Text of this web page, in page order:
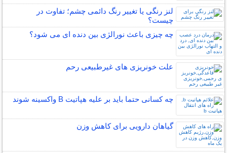
لنز رنگی یا تغییر رنگ دائمی چشم؛ تفاوت در
چیست؟
چه چیزی باعث نورالژی بین دنده ای می شود؟
علت خونریزی های غیرطبیعی رحم
چه کسانی حتما باید بر علیه هپاتیت B واکسینه شوند
گیاهان دارویی برای کاهش وزن